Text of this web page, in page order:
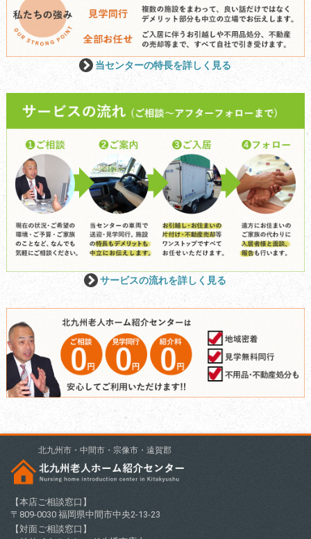
当センターの特長を詳しく見る
サービスの流れを詳しく見る
北九州市・中間市・宗像市・遠賀郡
【本店ご相談窓口】
〒809-0030 福岡県中間市中央2-13-23
【対面ご相談窓口】